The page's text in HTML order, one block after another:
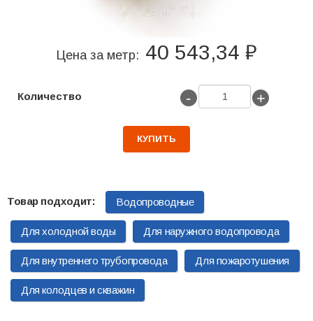
Цена за метр: 40 543,34 ₽
Количество - +
КУПИТЬ
Водопроводные
Для холодной воды Для наружного водопровода
Для внутреннего трубопровода Для пожаротушения
Для колодцев и скважин